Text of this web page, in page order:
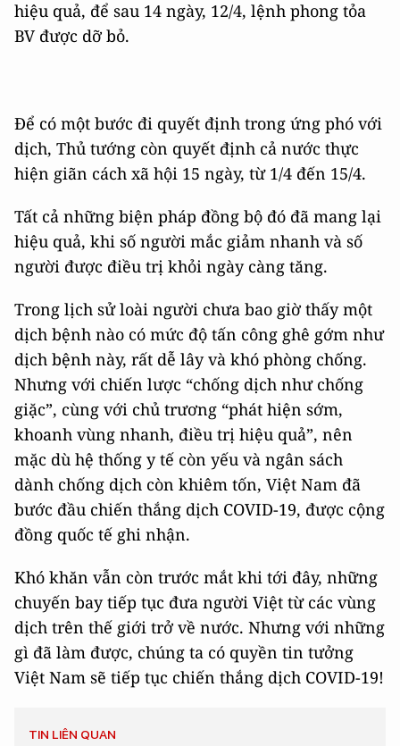
hiệu quả, để sau 14 ngày, 12/4, lệnh phong tỏa
BV được dỡ bỏ.
Để có một bước đi quyết định trong ứng phó với
dịch, Thủ tướng còn quyết định cả nước thực
hiện giãn cách xã hội 15 ngày, từ 1/4 đến 15/4.
Tất cả những biện pháp đồng bộ đó đã mang lại
hiệu quả, khi số người mắc giảm nhanh và số
người được điều trị khỏi ngày càng tăng.
Trong lịch sử loài người chưa bao giờ thấy một
dịch bệnh nào có mức độ tấn công ghê gớm như
dịch bệnh này, rất dễ lây và khó phòng chống.
Nhưng với chiến lược “chống dịch như chống
giặc”, cùng với chủ trương “phát hiện sớm,
khoanh vùng nhanh, điều trị hiệu quả”, nên
mặc dù hệ thống y tế còn yếu và ngân sách
dành chống dịch còn khiêm tốn, Việt Nam đã
bước đầu chiến thắng dịch COVID-19, được cộng
đồng quốc tế ghi nhận.
Khó khăn vẫn còn trước mắt khi tới đây, những
chuyến bay tiếp tục đưa người Việt từ các vùng
dịch trên thế giới trở về nước. Nhưng với những
gì đã làm được, chúng ta có quyền tin tưởng
Việt Nam sẽ tiếp tục chiến thắng dịch COVID-19!
TIN LIÊN QUAN